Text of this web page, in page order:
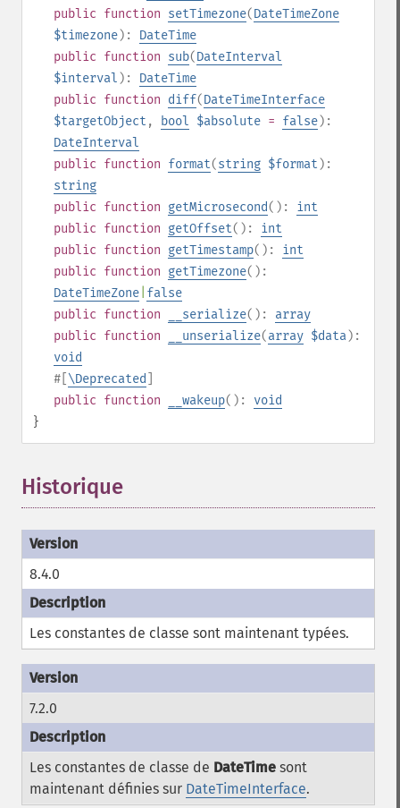
public function setTimezone(DateTimeZone
$timezone): DateTime
public function sub(DateInterval
$interval ): DateTime
public function diff(DateTimeInterface
$targetObject , bool $absolute = false):
DateInterval
public function format(string $format ):
string
public function getMicrosecond(): int
public function getOffset(): int
public function getTimestamp(): int
public function getTimezone():
DateTimeZone false
public function __serialize(): array
public function __unserialize(array $data):
void
#[ \Deprecated
public function __wakeup(): void
}
Historique
8.4.0
Les constantes de classe sont maintenant typées.
7.2.0
Les constantes de classe de DateTime sont
maintenant définies sur DateTimeInterface.